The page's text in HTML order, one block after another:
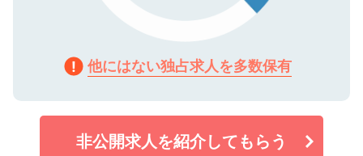
他にはない独占求人を多数保有
非公開求人を紹介してもらう